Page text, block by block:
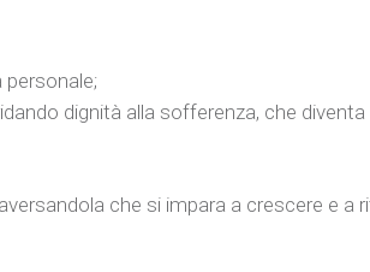
personale;
dignità alla sofferenza, che diventa
che si impara a crescere e a